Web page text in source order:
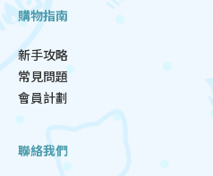
購物指南
新手攻略
常見問題
會員計劃
聯絡我們